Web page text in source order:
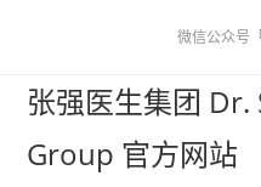
微信公众号
张强医生集团
Group 官方网站